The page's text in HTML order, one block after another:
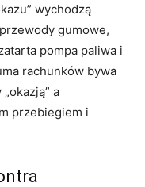
wychodzą
gumowe,
pompa paliwa i
rachunków bywa
a
przebiegiem i